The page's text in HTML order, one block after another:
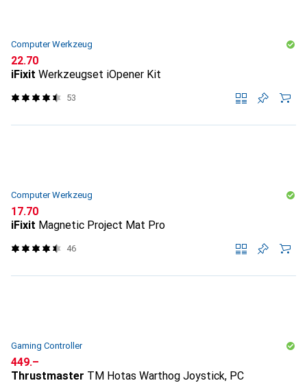
Computer Werkzeug
CHF
22.70
iFixit Werkzeugset iOpener Kit
53
Computer Werkzeug
CHF
17.70
iFixit Magnetic Project Mat Pro
46
Gaming Controller
CHF
449.–
Thrustmaster TM Hotas Warthog Joystick, PC